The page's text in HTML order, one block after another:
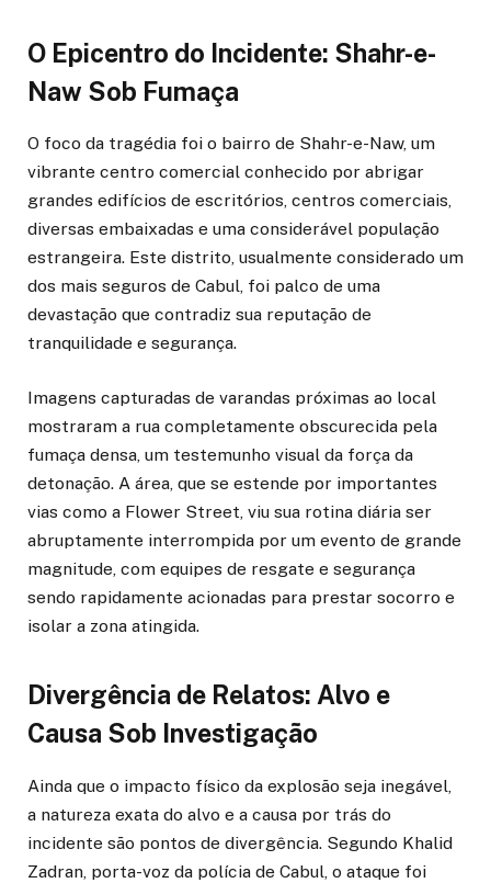
O Epicentro do Incidente: Shahr-e-
Naw Sob Fumaça
O foco da tragédia foi o bairro de Shahr-e-Naw, um
vibrante centro comercial conhecido por abrigar
grandes edifícios de escritórios, centros comerciais,
diversas embaixadas e uma considerável população
estrangeira. Este distrito, usualmente considerado um
dos mais seguros de Cabul, foi palco de uma
devastação que contradiz sua reputação de
tranquilidade e segurança.
Imagens capturadas de varandas próximas ao local
mostraram a rua completamente obscurecida pela
fumaça densa, um testemunho visual da força da
detonação. A área, que se estende por importantes
vias como a Flower Street, viu sua rotina diária ser
abruptamente interrompida por um evento de grande
magnitude, com equipes de resgate e segurança
sendo rapidamente acionadas para prestar socorro e
isolar a zona atingida.
Divergência de Relatos: Alvo e
Causa Sob Investigação
Ainda que o impacto físico da explosão seja inegável,
a natureza exata do alvo e a causa por trás do
incidente são pontos de divergência. Segundo Khalid
Zadran, porta-voz da polícia de Cabul, o ataque foi